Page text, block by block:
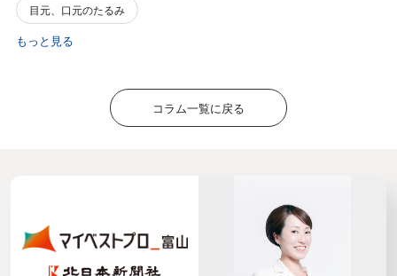
目元、口元のたるみ
もっと見る
コラム一覧に戻る